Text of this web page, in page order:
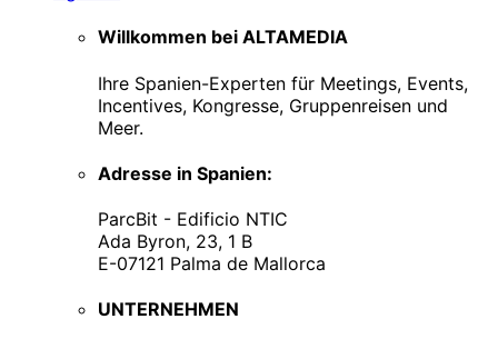
Willkommen bei ALTAMEDIA
Ihre Spanien-Experten für Meetings, Events,
Incentives, Kongresse, Gruppenreisen und
Meer.
Adresse in Spanien:
ParcBit - Edificio NTIC
Ada Byron, 23, 1 B
E-07121 Palma de Mallorca
UNTERNEHMEN